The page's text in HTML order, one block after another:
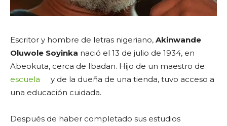
Escritor y hombre de letras nigeriano, Akinwande
Oluwole Soyinka nació el 13 de julio de 1934, en
Abeokuta, cerca de Ibadan. Hijo de un maestro de
escuela
y de la dueña de una tienda, tuvo acceso a
una educación cuidada.
Después de haber completado sus estudios